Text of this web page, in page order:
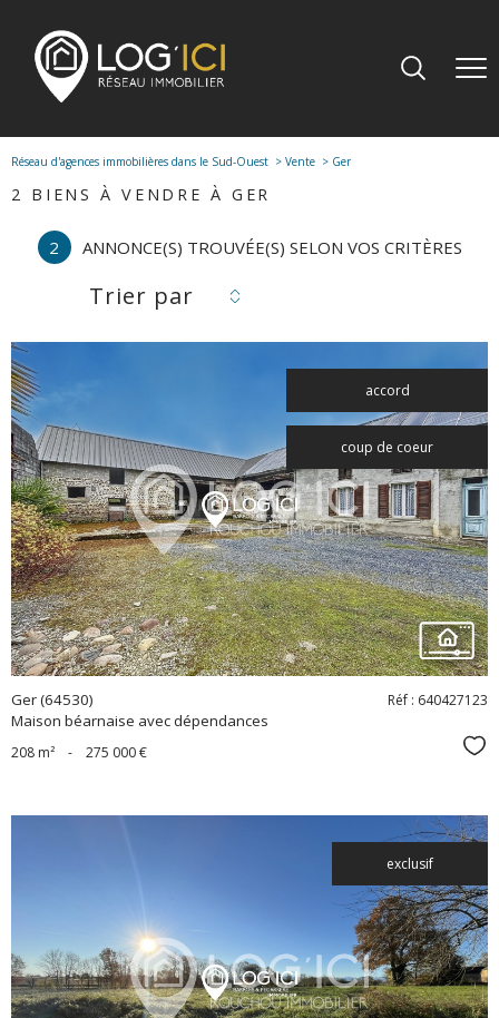
Réseau d'agences immobilières dans le Sud-Ouest Vente Ger
2 BIENS À VENDRE À GER
2 ANNONCE(S) TROUVÉE(S) SELON VOS CRITÈRES
Trier par
accord
coup de coeur
voir le
bien
Ger (64530)
Maison béarnaise avec dépendances
Réf : 640427123
208 m² - 275 000 €
exclusif
voir le